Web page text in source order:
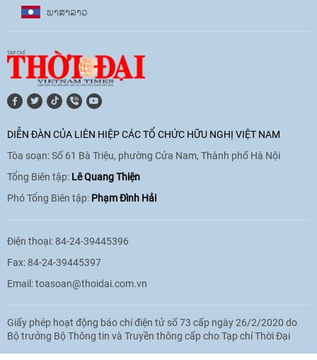
17:07|09/06/2026
[Video] Lào dành ưu tiên hàng đầu cho
quan hệ với Việt Nam
11:01 |09/06/2026
[Video] Doanh nghiệp Hoa Kỳ hỗ trợ
Việt Nam xác định danh tính người mất
ພາ​ສາ​ລາວ
DIỄN ĐÀN CỦA LIÊN HIỆP CÁC TỔ CHỨC HỮU NGHỊ VIỆT NAM
Tòa soạn: Số 61 Bà Triệu, phường Cửa Nam, Thành phố Hà Nội
Tổng Biên tập: Lê Quang Thiện
Phó Tổng Biên tập: Phạm Đình Hải
Điện thoại: 84-24-39445396
Fax: 84-24-39445397
Email:toasoan@thoidai.com.vn
Giấy phép hoạt động báo chí điện tử số 73 cấp ngày 26/2/2020 do
Bộ trưởng Bộ Thông tin và Truyền thông cấp cho Tạp chí Thời Đại